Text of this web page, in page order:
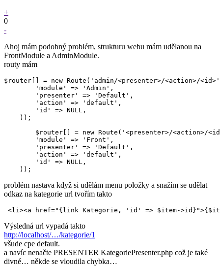
+
0
-
Ahoj mám podobný problém, strukturu webu mám udělanou na
FrontModule a AdminModule.
routy mám
$router[] = new Route('admin/<presenter>/<action>/
        'module' => 'Admin',
        'presenter' => 'Default',
        'action' => 'default',
        'id' => NULL,
    ));
        'module' => 'Front',
        'presenter' => 'Default',
        'action' => 'default',
        'id' => NULL,
problém nastava když si udělám menu položky a snažím se udělat
odkaz na kategorie url tvořím takto
Výsledná url vypadá takto
http://localhost/…/kategorie/1
všude cpe default.
a navíc nenačte PRESENTER KategoriePresenter.php což je také
divné… někde se vloudila chybka…